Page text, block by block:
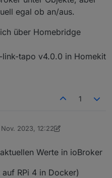
egal ob an/aus.
über Homebridge
tapo v4.0.0 in Homekit
1
Nov. 2023, 12:22
JuergenLessner
Werte in ioBroker
RPi 4 in Docker)